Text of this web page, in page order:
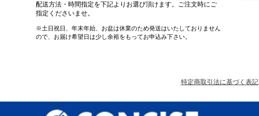
配送方法・時間指定を下記よりお選び頂けます。ご注文時にご
指定くださいませ。
※土日祝日、年末年始、お盆は休業のため発送はいたしておりません
ので、お届け希望日は少し余裕をもってお申込み下さい。
特定商取引法に基づく表記